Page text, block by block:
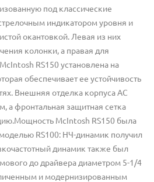
под классические
индикатором уровня и
окантовкой. Левая из них
колонки, а правая для
RS150 установлена на
обеспечивает ее устойчивость
Внешняя отделка корпуса АС
а фронтальная защитная сетка
McIntosh RS150 была
RS100: НЧ-динамик получил
динамик также был
до драйвера диаметром 5-1/4
и модернизированным